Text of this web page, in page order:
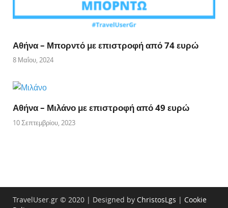
Αθήνα – Μπορντό με επιστροφή από 74 ευρώ
8 Μαΐου, 2024
Αθήνα – Μιλάνο με επιστροφή από 49 ευρώ
10 Σεπτεμβρίου, 2023
TravelUser.gr © 2020 | Designed by ChristosLgs | Cookie